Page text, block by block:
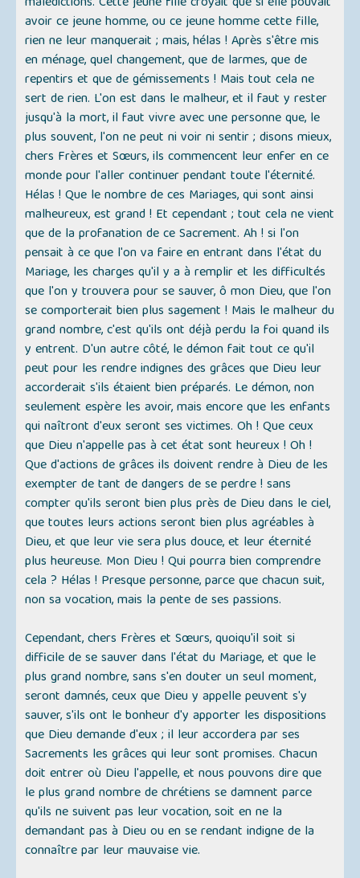
avoir ce jeune homme, ou ce jeune homme cette fille,
rien ne leur manquerait ; mais, hélas ! Après s'être mis
en ménage, quel changement, que de larmes, que de
repentirs et que de gémissements ! Mais tout cela ne
sert de rien. L'on est dans le malheur, et il faut y rester
jusqu'à la mort, il faut vivre avec une personne que, le
plus souvent, l'on ne peut ni voir ni sentir ; disons mieux,
chers Frères et Sœurs, ils commencent leur enfer en ce
monde pour l'aller continuer pendant toute l'éternité.
Hélas ! Que le nombre de ces Mariages, qui sont ainsi
malheureux, est grand ! Et cependant ; tout cela ne vient
que de la profanation de ce Sacrement. Ah ! si l'on
pensait à ce que l'on va faire en entrant dans l'état du
Mariage, les charges qu'il y a à remplir et les difficultés
que l'on y trouvera pour se sauver, ô mon Dieu, que l'on
se comporterait bien plus sagement ! Mais le malheur du
grand nombre, c'est qu'ils ont déjà perdu la foi quand ils
y entrent. D'un autre côté, le démon fait tout ce qu'il
peut pour les rendre indignes des grâces que Dieu leur
accorderait s'ils étaient bien préparés. Le démon, non
seulement espère les avoir, mais encore que les enfants
qui naîtront d'eux seront ses victimes. Oh ! Que ceux
que Dieu n'appelle pas à cet état sont heureux ! Oh !
Que d'actions de grâces ils doivent rendre à Dieu de les
exempter de tant de dangers de se perdre ! sans
compter qu'ils seront bien plus près de Dieu dans le ciel,
que toutes leurs actions seront bien plus agréables à
Dieu, et que leur vie sera plus douce, et leur éternité
plus heureuse. Mon Dieu ! Qui pourra bien comprendre
cela ? Hélas ! Presque personne, parce que chacun suit,
non sa vocation, mais la pente de ses passions.
Cependant, chers Frères et Sœurs, quoiqu'il soit si
difficile de se sauver dans l'état du Mariage, et que le
plus grand nombre, sans s'en douter un seul moment,
seront damnés, ceux que Dieu y appelle peuvent s'y
sauver, s'ils ont le bonheur d'y apporter les dispositions
que Dieu demande d'eux ; il leur accordera par ses
Sacrements les grâces qui leur sont promises. Chacun
doit entrer où Dieu l'appelle, et nous pouvons dire que
le plus grand nombre de chrétiens se damnent parce
qu'ils ne suivent pas leur vocation, soit en ne la
demandant pas à Dieu ou en se rendant indigne de la
connaître par leur mauvaise vie.